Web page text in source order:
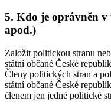
5. Kdo je oprávněn v
apod.)
Založit politickou stranu
státní občané České
Členy politických stran a
státní občané České
členem jen jedné politické